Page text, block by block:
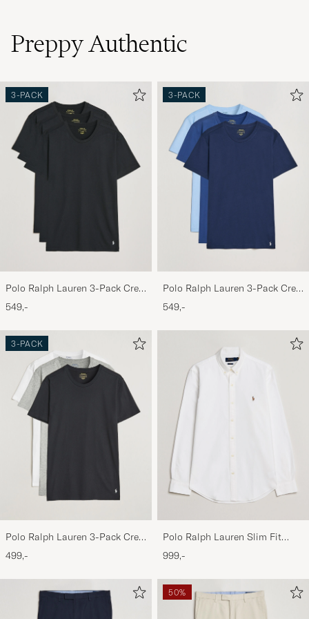
Preppy Authentic
3-PACK
Polo Ralph Lauren 3-Pack Crew
Neck T-Shirt Black
549,-
3-PACK
Polo Ralph Lauren 3-Pack Crew
Neck T-Shirt Navy/Light
Navy/Elite Blue
549,-
3-PACK
Polo Ralph Lauren 3-Pack Crew
Neck T-Shirt
White/Black/Andover Heather
499,-
Polo Ralph Lauren Slim Fit
Shirt Oxford White
999,-
50%